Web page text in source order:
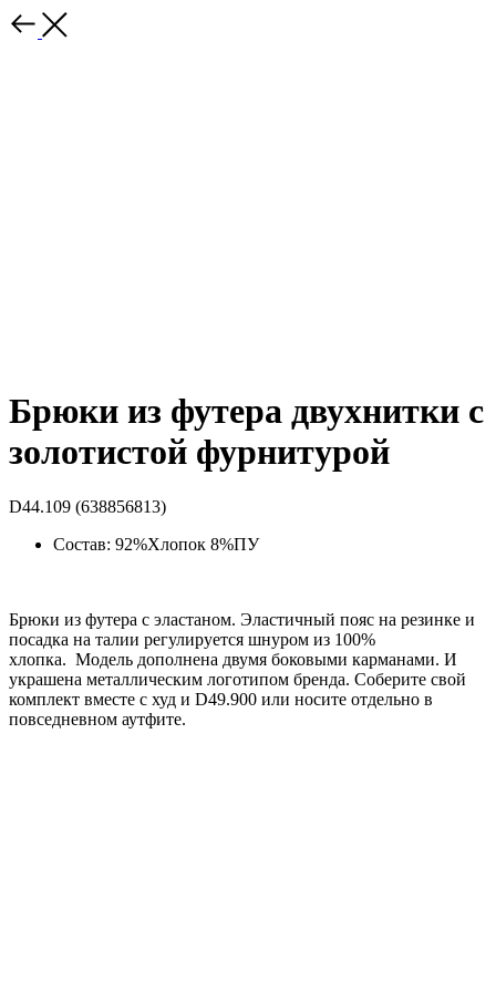
Брюки из футера двухнитки с
золотистой фурнитурой
D44.109 (638856813)
Состав: 92%Хлопок 8%ПУ
Брюки из футера с эластаном. Эластичный пояс на резинке и
посадка на талии регулируется шнуром из 100%
хлопка. Модель дополнена двумя боковыми карманами. И
украшена металлическим логотипом бренда. Соберите свой
комплект вместе с худ и D49.900 или носите отдельно в
повседневном аутфите.